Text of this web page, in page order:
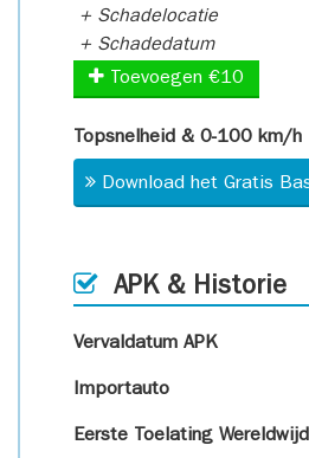
+ Schadelocatie
+ Schadedatum
Toevoegen €10
Topsnelheid & 0-100 km/h
Download het Gratis
APK & Historie
Vervaldatum APK
Importauto
Eerste Toelating Wereldwijd